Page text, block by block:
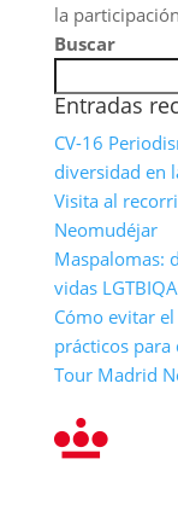
la
Buscar
Entradas
CV-16
diversidad en
Visita al
Neomudéjar
Maspalomas:
vidas
Cómo evitar
prácticos para
Tour Madrid